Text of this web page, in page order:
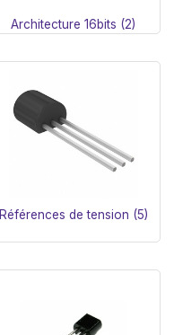
Architecture 16bits (2)
Références de tension (5)